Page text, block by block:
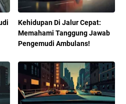
Kehidupan Di Jalur Cepat:
Memahami Tanggung Jawab
Pengemudi Ambulans!